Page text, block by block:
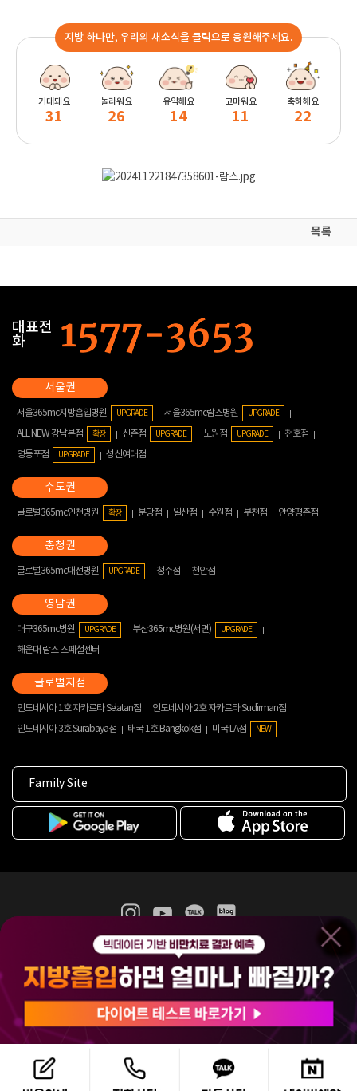
지방 하나만, 우리의 새소식을 클릭으로 응원해주세요.
기대돼요
31
놀라워요
26
유익해요
14
고마워요
11
축하해요
22
목록
대표전
화
서울365mc지방흡입병원 UPGRADE 서울365mc람스병원 UPGRADE
ALL NEW 강남본점 확장 신촌점 UPGRADE 노원점 UPGRADE
천호점
영등포점
UPGRADE 성신여대점
글로벌365mc인천병원 확장 분당점 일산점 수원점 부천점 안양평촌점
글로벌365mc대전병원 UPGRADE 청주점 천안점
대구365mc병원 UPGRADE 부산365mc병원(서면) UPGRADE
해운대 람스 스페셜센터
인도네시아 1호 자카르타 Selatan점
인도네시아 2호 자카르타 Sudirman점
인도네시아 3호 Surabaya점
태국 1호 Bangkok점 미국 LA점 NEW
Family Site
365mc 병·의원 이용약관
홈페이지 이용약관
비급여진료수가
(주)365mcㅣ서울특별시 서초구 서초대로52길 7, 3~4층(서초동, 제일빌딩)
120-87-04354ㅣ김남철
COPYRIGHT(C) 2025 365mc. ALL RIGHTS RESERVED.